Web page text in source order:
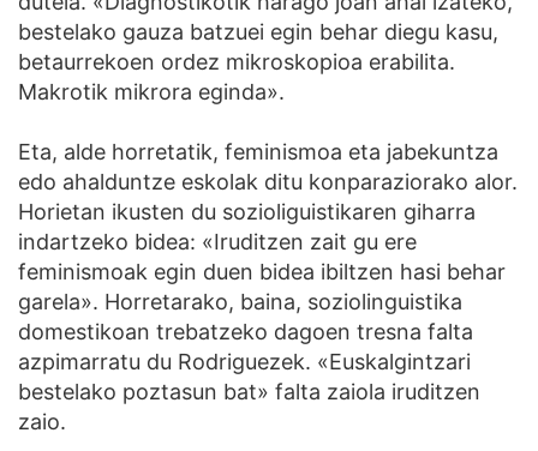
bestelako gauza batzuei egin behar diegu kasu,
betaurrekoen ordez mikroskopioa erabilita.
Makrotik mikrora eginda».
Eta, alde horretatik, feminismoa eta jabekuntza
edo ahalduntze eskolak ditu konparaziorako alor.
Horietan ikusten du sozioliguistikaren giharra
indartzeko bidea: «Iruditzen zait gu ere
feminismoak egin duen bidea ibiltzen hasi behar
garela». Horretarako, baina, soziolinguistika
domestikoan trebatzeko dagoen tresna falta
azpimarratu du Rodriguezek. «Euskalgintzari
bestelako poztasun bat» falta zaiola iruditzen
zaio.